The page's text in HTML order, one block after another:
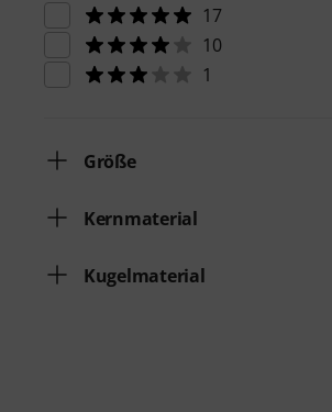
17
10
1
Größe
Kernmaterial
Kugelmaterial